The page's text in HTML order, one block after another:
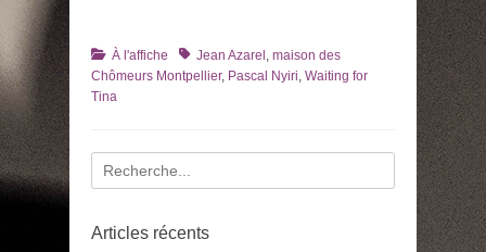
Catégories
À l'affiche TagsJean Azarel maison des
Chômeurs Montpellier, Pascal Nyiri Waiting for
Tina
Recherche
pour
Articles récents